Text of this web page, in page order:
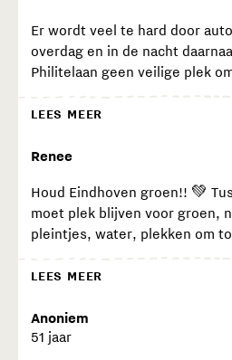
Er wordt veel te hard door
overdag en in de nacht
Philitelaan geen veilige plek
echt een probleem. Scooters,
schieten de stoep op met
is te smal er is meer focus op
Strijp-S. Ik heb het gevoel dat
ernstig ongeluk voordat er
infrastructuur op Strijp-S is.
LEES MEER
Renee
Houd Eindhoven groen!! 💚
moet plek blijven voor groen,
pleintjes, water, plekken om
alle stenen, anders wordt de
LEES MEER
Anoniem
51 jaar